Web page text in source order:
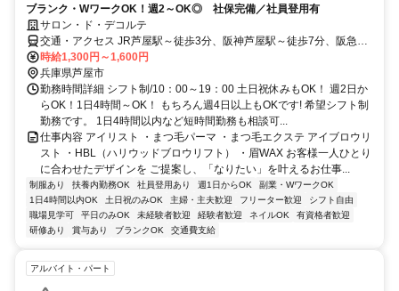
ブランク・WワークOK！週2～OK◎ 社保完備／社員登用有
サロン・ド・デコルテ
交通・アクセス JR芦屋駅～徒歩3分、阪神芦屋駅～徒歩7分、阪急芦
屋川駅～徒歩10分
時給1,300円～1,600円
兵庫県芦屋市
勤務時間詳細 シフト制/10：00～19：00 土日祝休みもOK！ 週2日か
らOK！1日4時間～OK！ もちろん週4日以上もOKです! 希望シフト制
勤務です。 1日4時間以内など短時間勤務も相談可...
仕事内容 アイリスト ・まつ毛パーマ ・まつ毛エクステ アイブロウリ
スト ・HBL（ハリウッドブロウリフト） ・眉WAX お客様一人ひとり
に合わせたデザインを ご提案し、「なりたい」を叶えるお仕事...
制服あり 扶養内勤務OK 社員登用あり 週1日からOK
副業・WワークOK
1日4時間以内OK
土日祝のみOK 主婦・主夫歓迎 フリーター歓迎
シフト自由
職場見学可
平日のみOK 未経験者歓迎 経験者歓迎 ネイルOK
有資格者歓迎
研修あり
賞与あり ブランクOK 交通費支給
アルバイト・パート